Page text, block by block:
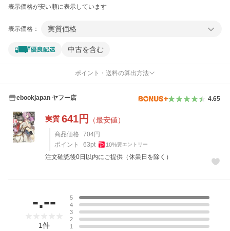
表示価格が安い順に表示しています
表示価格： 実質価格
中古を含む
ポイント・送料の算出方法
ebookjapan ヤフー店 4.65
実質 641円 （最安値）
商品価格 704円
ポイント
63pt 10%要エントリー
注文確認後0日以内にご提供（休業日を除く）
-.--
1件
5
4
3
2
1